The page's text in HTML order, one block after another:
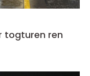
togturen ren